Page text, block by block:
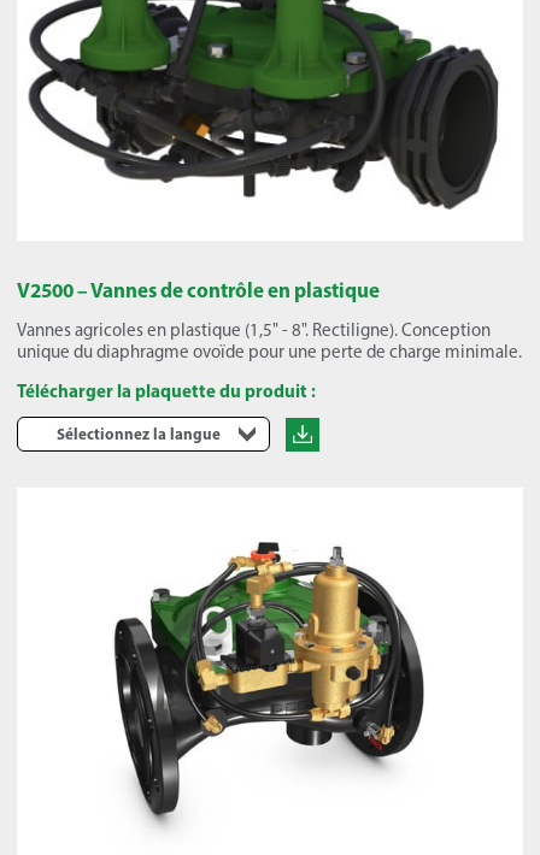
V2500 – Vannes de contrôle en plastique
Vannes agricoles en plastique (1,5" - 8". Rectiligne). Conception
unique du diaphragme ovoïde pour une perte de charge minimale.
Télécharger la plaquette du produit :
Sélectionnez la langue